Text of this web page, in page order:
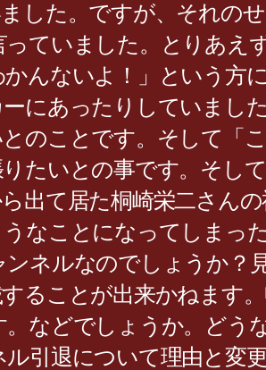
した。ですが、それの
ていました。とりあえ
んないよ！」という方
にあったりしていまし
のことです。そして「
たいとの事です。そし
出て居た桐崎栄二さん
なことになってしまっ
ネルなのでしょうか？
ることが出来かねます
などでしょうか。どう
引退について理由と変